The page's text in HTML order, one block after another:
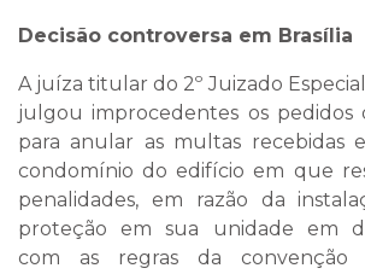
Decisão controversa em Brasília
A juíza titular do 2º Juizado
julgou improcedentes os pedidos
para anular as multas recebidas
condomínio do edifício em que
penalidades, em razão da
proteção em sua unidade em
com as regras da convenção